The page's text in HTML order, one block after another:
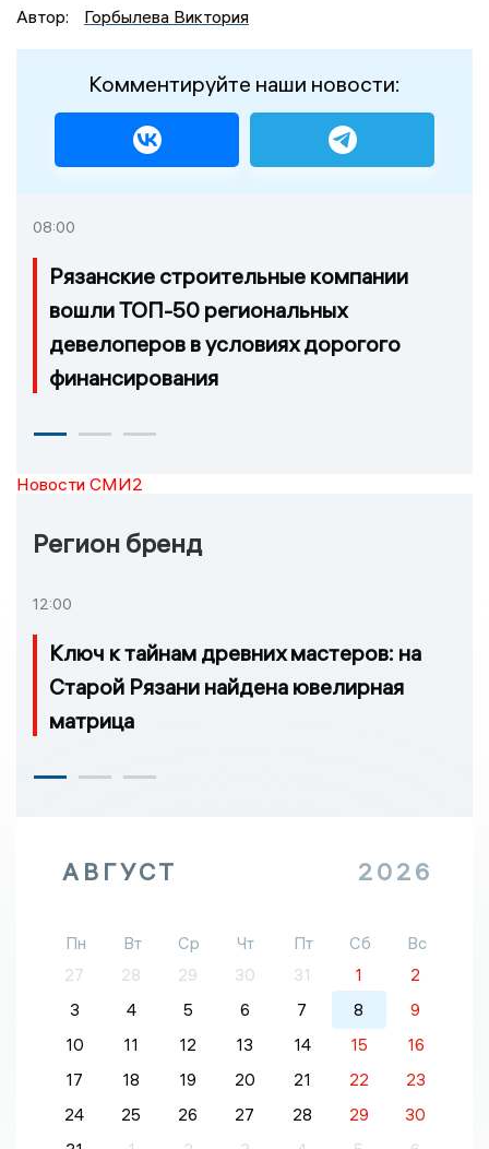
Автор:
Горбылева Виктория
Комментируйте наши новости:
08:00
Рязанские строительные компании
вошли ТОП-50 региональных
девелоперов в условиях дорогого
финансирования
Новости СМИ2
Регион бренд
12:00
Ключ к тайнам древних мастеров: на
Старой Рязани найдена ювелирная
матрица
АВГУСТ 2026
Пн Вт Ср Чт Пт Сб
Вс
27
28 29 30 31 1
2
3
4 5 6 7 8
9
10
11 12 13 14 15
16
17
18 19 20 21 22
23
24
25 26 27 28 29
30